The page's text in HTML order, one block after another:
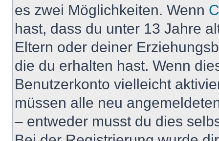
es zwei Möglichkeiten. Wenn
hast, dass du unter 13 Jahre
Eltern oder deiner
die du erhalten hast. Wenn
Benutzerkonto vielleicht
müssen alle neu
– entweder musst du dies